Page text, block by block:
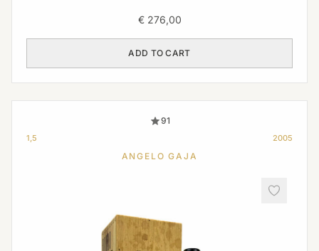
€276,00
ADD TO CART
91
1,5 2005
ANGELO GAJA